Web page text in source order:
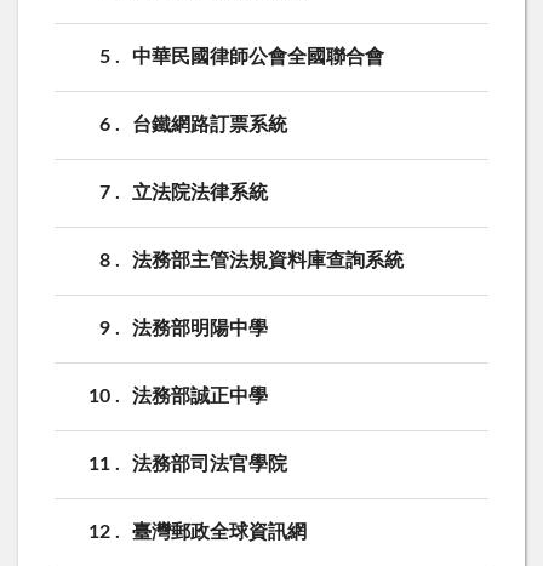
5 中華民國律師公會全國聯合會
6 台鐵網路訂票系統
7 立法院法律系統
8 法務部主管法規資料庫查詢系統
9 法務部明陽中學
10 法務部誠正中學
11 法務部司法官學院
12 臺灣郵政全球資訊網